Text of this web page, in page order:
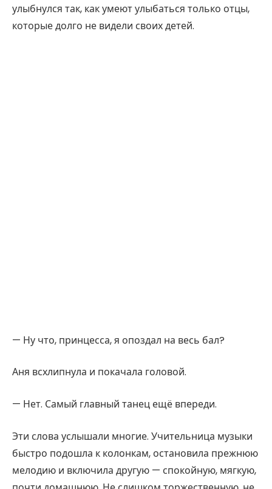
улыбнулся так, как умеют улыбаться только отцы,
которые долго не видели своих детей.
— Ну что, принцесса, я опоздал на весь бал?
Аня всхлипнула и покачала головой.
— Нет. Самый главный танец ещё впереди.
Эти слова услышали многие. Учительница музыки
быстро подошла к колонкам, остановила прежнюю
мелодию и включила другую — спокойную, мягкую,